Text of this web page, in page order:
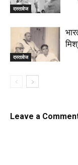
दस्तावेज
दस्तावेज
Leave a